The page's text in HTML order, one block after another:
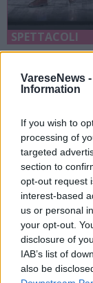
VareseNews -
Information
If you wish to
processing of
targeted
section to
opt-out request
interest-based
us or personal
your opt-out.
disclosure of
IAB’s list of
also be
SPETTACOLI
Ad Alta
con la
Alta Valle